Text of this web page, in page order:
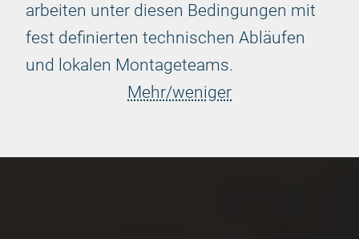
arbeiten unter diesen Bedingungen mit
fest definierten technischen Abläufen
und lokalen Montageteams.
Mehr/weniger